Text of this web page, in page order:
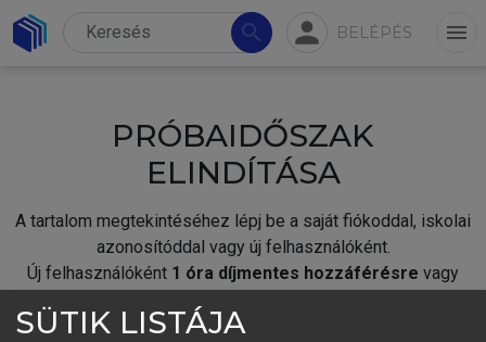
search person BELÉPÉS menu
PRÓBAIDŐSZAK
ELINDÍTÁSA
A tartalom megtekintéséhez lépj be a saját fiókoddal, iskolai
azonosítóddal vagy új felhasználóként.
Új felhasználóként 1 óra díjmentes hozzáférésre vagy
SÜTIK LISTÁJA